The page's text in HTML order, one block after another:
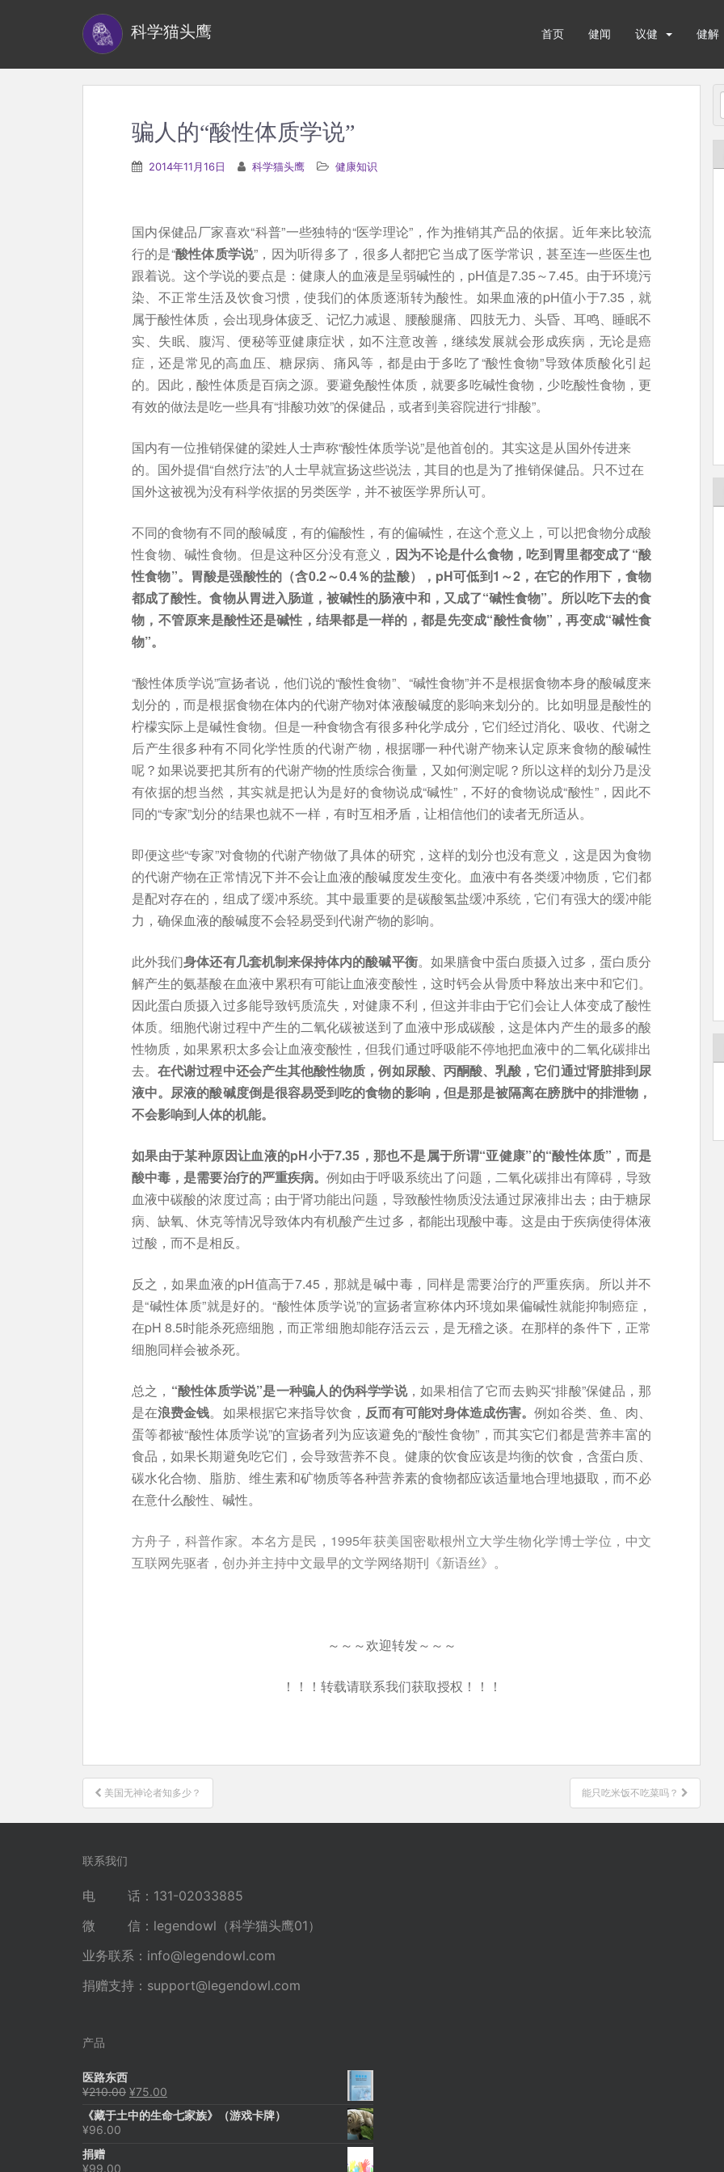
科学猫头鹰 首页 健闻 议健 健解
骗人的“酸性体质学说”
2014年11月16日 科学猫头鹰 健康知识
国内保健品厂家喜欢“科普”一些独特的“医学理论”，作为推销其产品的依据。近年来比较流
行的是“酸性体质学说”，因为听得多了，很多人都把它当成了医学常识，甚至连一些医生也
跟着说。这个学说的要点是：健康人的血液是呈弱碱性的，pH值是7.35～7.45。由于环境污
染、不正常生活及饮食习惯，使我们的体质逐渐转为酸性。如果血液的pH值小于7.35，就
属于酸性体质，会出现身体疲乏、记忆力减退、腰酸腿痛、四肢无力、头昏、耳鸣、睡眠不
实、失眠、腹泻、便秘等亚健康症状，如不注意改善，继续发展就会形成疾病，无论是癌
症，还是常见的高血压、糖尿病、痛风等，都是由于多吃了“酸性食物”导致体质酸化引起
的。因此，酸性体质是百病之源。要避免酸性体质，就要多吃碱性食物，少吃酸性食物，更
有效的做法是吃一些具有“排酸功效”的保健品，或者到美容院进行“排酸”。
国内有一位推销保健的梁姓人士声称“酸性体质学说”是他首创的。其实这是从国外传进来
的。国外提倡“自然疗法”的人士早就宣扬这些说法，其目的也是为了推销保健品。只不过在
国外这被视为没有科学依据的另类医学，并不被医学界所认可。
不同的食物有不同的酸碱度，有的偏酸性，有的偏碱性，在这个意义上，可以把食物分成酸
性食物、碱性食物。但是这种区分没有意义， 因为不论是什么食物，吃到胃里都变成了“酸
性食物”。胃酸是强酸性的（含0.2～0.4％的盐酸），pH可低到1～2，在它的作用下，食物
都成了酸性。食物从胃进入肠道，被碱性的肠液中和，又成了“碱性食物”。所以吃下去的食
物，不管原来是酸性还是碱性，结果都是一样的，都是先变成“酸性食物”，再变成“碱性食
物”。
“酸性体质学说”宣扬者说，他们说的“酸性食物”、“碱性食物”并不是根据食物本身的酸碱度来
划分的，而是根据食物在体内的代谢产物对体液酸碱度的影响来划分的。比如明显是酸性的
柠檬实际上是碱性食物。但是一种食物含有很多种化学成分，它们经过消化、吸收、代谢之
后产生很多种有不同化学性质的代谢产物，根据哪一种代谢产物来认定原来食物的酸碱性
呢？如果说要把其所有的代谢产物的性质综合衡量，又如何测定呢？所以这样的划分乃是没
有依据的想当然，其实就是把认为是好的食物说成“碱性”，不好的食物说成“酸性”，因此不
同的“专家”划分的结果也就不一样，有时互相矛盾，让相信他们的读者无所适从。
即便这些“专家”对食物的代谢产物做了具体的研究，这样的划分也没有意义，这是因为食物
的代谢产物在正常情况下并不会让血液的酸碱度发生变化。血液中有各类缓冲物质，它们都
是配对存在的，组成了缓冲系统。其中最重要的是碳酸氢盐缓冲系统，它们有强大的缓冲能
力，确保血液的酸碱度不会轻易受到代谢产物的影响。
此外我们身体还有几套机制来保持体内的酸碱平衡。如果膳食中蛋白质摄入过多，蛋白质分
解产生的氨基酸在血液中累积有可能让血液变酸性，这时钙会从骨质中释放出来中和它们。
因此蛋白质摄入过多能导致钙质流失，对健康不利，但这并非由于它们会让人体变成了酸性
体质。细胞代谢过程中产生的二氧化碳被送到了血液中形成碳酸，这是体内产生的最多的酸
性物质，如果累积太多会让血液变酸性，但我们通过呼吸能不停地把血液中的二氧化碳排出
去。在代谢过程中还会产生其他酸性物质，例如尿酸、丙酮酸、乳酸，它们通过肾脏排到尿
液中。尿液的酸碱度倒是很容易受到吃的食物的影响，但是那是被隔离在膀胱中的排泄物，
不会影响到人体的机能。
如果由于某种原因让血液的pH小于7.35，那也不是属于所谓“亚健康”的“酸性体质”，而是
酸中毒，是需要治疗的严重疾病。例如由于呼吸系统出了问题，二氧化碳排出有障碍，导致
血液中碳酸的浓度过高；由于肾功能出问题，导致酸性物质没法通过尿液排出去；由于糖尿
病、缺氧、休克等情况导致体内有机酸产生过多，都能出现酸中毒。这是由于疾病使得体液
过酸，而不是相反。
反之，如果血液的pH值高于7.45，那就是碱中毒，同样是需要治疗的严重疾病。所以并不
是“碱性体质”就是好的。“酸性体质学说”的宣扬者宣称体内环境如果偏碱性就能抑制癌症，
在pH 8.5时能杀死癌细胞，而正常细胞却能存活云云，是无稽之谈。在那样的条件下，正常
细胞同样会被杀死。
总之， “酸性体质学说”是一种骗人的伪科学学说，如果相信了它而去购买“排酸”保健品，那
是在浪费金钱。如果根据它来指导饮食， 反而有可能对身体造成伤害。例如谷类、鱼、肉、
蛋等都被“酸性体质学说”的宣扬者列为应该避免的“酸性食物”，而其实它们都是营养丰富的
食品，如果长期避免吃它们，会导致营养不良。健康的饮食应该是均衡的饮食，含蛋白质、
碳水化合物、脂肪、维生素和矿物质等各种营养素的食物都应该适量地合理地摄取，而不必
在意什么酸性、碱性。
方舟子，科普作家。本名方是民，1995年获美国密歇根州立大学生物化学博士学位，中文
互联网先驱者，创办并主持中文最早的文学网络期刊《新语丝》。
～～～欢迎转发～～～
！！！转载请联系我们获取授权！！！
文
章
导
美国无神论者知多少？ 能只吃米饭不吃菜吗？
联系我们
电 话：131-02033885
微 信：legendowl（科学猫头鹰01）
业务联系： info@legendowl.com
捐赠支持： support@legendowl.com
产品
医路东西
¥210.00 原
为：
¥75.00
价
《藏于土中的生命七家族》（游戏卡牌）
¥96.00
捐赠
¥99.00